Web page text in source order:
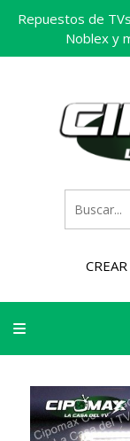
Repuestos de
Noblex y